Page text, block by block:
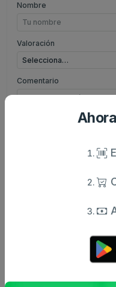
Nombre
Valoración
Comentario
Enviar comentario